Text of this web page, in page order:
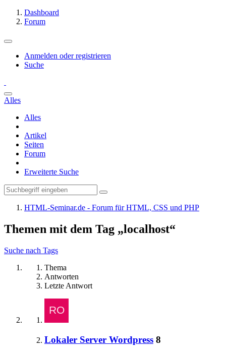
Dashboard
Forum
Anmelden oder registrieren
Suche
Alles
Alles
Artikel
Seiten
Forum
Erweiterte Suche
HTML-Seminar.de - Forum für HTML, CSS und PHP
Themen mit dem Tag „localhost“
Suche nach Tags
Thema
Antworten
Letzte Antwort
Lokaler Server Wordpress 8